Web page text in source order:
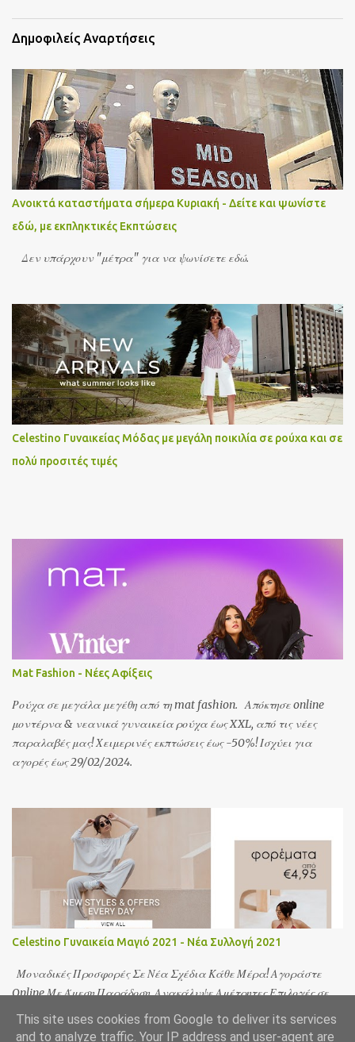
Δημοφιλείς Αναρτήσεις
Ανοικτά καταστήματα σήμερα Κυριακή - Δείτε και ψωνίστε
εδώ, με εκπληκτικές Εκπτώσεις
Δεν υπάρχουν "μέτρα" για να ψωνίσετε εδώ.
Celestino Γυναικείας Μόδας με μεγάλη ποικιλία σε ρούχα και σε
πολύ προσιτές τιμές
Mat Fashion - Νέες Αφίξεις
Ρούχα σε μεγάλα μεγέθη από τη mat fashion. Απόκτησε online
μοντέρνα & νεανικά γυναικεία ρούχα έως XXL, από τις νέες
παραλαβές μας! Χειμερινές εκπτώσεις έως -50%! Ισχύει για
αγορές έως 29/02/2024.
Celestino Γυναικεία Μαγιό 2021 - Νέα Συλλογή 2021
Μοναδικές Προσφορές Σε Νέα Σχέδια Κάθε Μέρα! Αγοράστε
Online Με Άμεση Παράδοση. Ανακάλυψε Αμέτρητες Επιλογές σε
Ποικιλία Υφασμάτων και Σχεδίων Δωρεάν Μεταφορικά από €40.
Τεράστια ποικιλία. Φθηνά & Οικονομικά. Προσφορές ως 60%.
This site uses cookies from Google to deliver its services
and to analyze traffic. Your IP address and user-agent are